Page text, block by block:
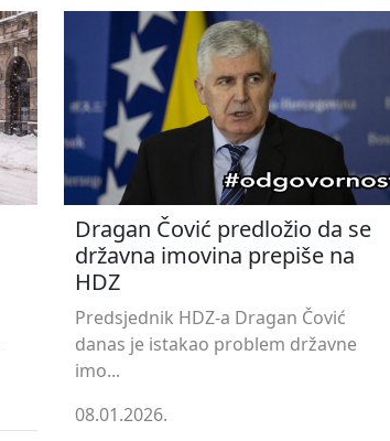
Dragan Čović predložio da se
državna imovina prepiše na
HDZ
Predsjednik HDZ-a Dragan Čović
danas je istakao problem državne
imo...
08.01.2026.